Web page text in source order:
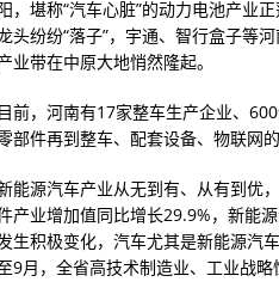
，堪称“汽车心脏”的动力电池产业
头纷纷“落子”，宇通、智行盒子等
业带在中原大地悄然隆起。
目前，河南有17家整车生产企业、
部件再到整车、配套设备、物联网的
能源汽车产业从无到有、从有到优
产业增加值同比增长29.9%，新能
生积极变化，汽车尤其是新能源汽
9月，全省高技术制造业、工业战